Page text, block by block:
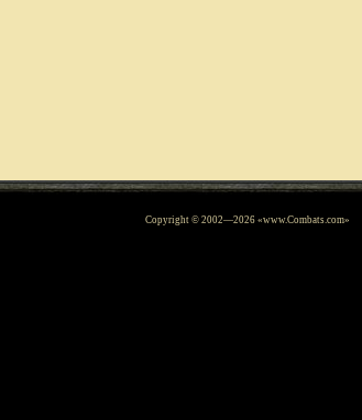
Copyright © 2002—2026«www.Combats.com»